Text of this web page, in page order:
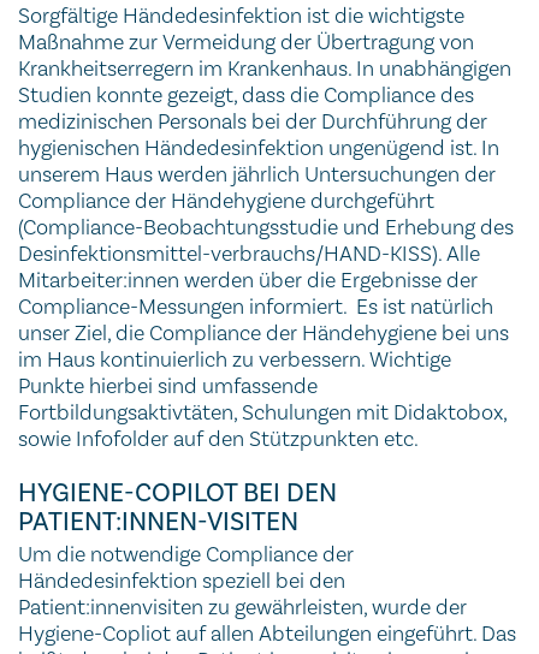
Sorgfältige Händedesinfektion ist die wichtigste
Maßnahme zur Vermeidung der Übertragung von
Krankheitserregern im Krankenhaus. In unabhängigen
Studien konnte gezeigt, dass die Compliance des
medizinischen Personals bei der Durchführung der
hygienischen Händedesinfektion ungenügend ist. In
unserem Haus werden jährlich Untersuchungen der
Compliance der Händehygiene durchgeführt
(Compliance-Beobachtungsstudie und Erhebung des
Desinfektionsmittel-verbrauchs/HAND-KISS). Alle
Mitarbeiter:innen werden über die Ergebnisse der
Compliance-Messungen informiert. Es ist natürlich
unser Ziel, die Compliance der Händehygiene bei uns
im Haus kontinuierlich zu verbessern. Wichtige
Punkte hierbei sind umfassende
Fortbildungsaktivtäten, Schulungen mit Didaktobox,
sowie Infofolder auf den Stützpunkten etc.
HYGIENE-COPILOT BEI DEN
PATIENT:INNEN-VISITEN
Um die notwendige Compliance der
Händedesinfektion speziell bei den
Patient:innenvisiten zu gewährleisten, wurde der
Hygiene-Copliot auf allen Abteilungen eingeführt. Das